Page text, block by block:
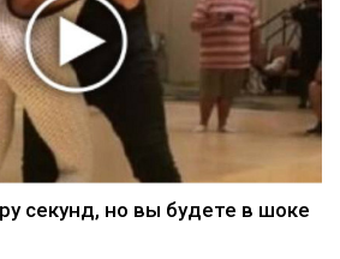
секунд, но вы будете в шоке